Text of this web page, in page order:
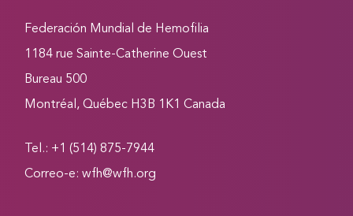
Federación Mundial de Hemofilia
1184 rue Sainte-Catherine Ouest
Bureau 500
Montréal, Québec H3B 1K1 Canada
Tel.: +1 (514) 875-7944
Correo-e:wfh@wfh.org